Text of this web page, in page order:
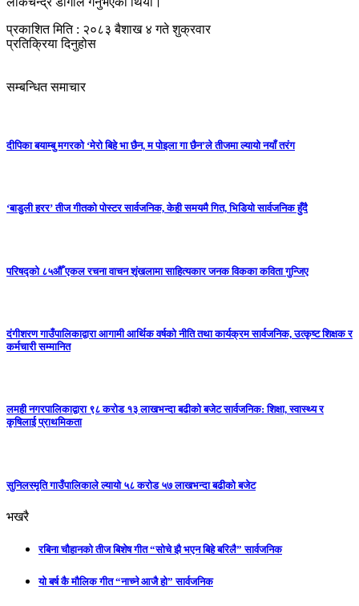
प्रकाशित मिति : २०८३ बैशाख ४ गते शुक्रवार
प्रतिक्रिया दिनुहोस
सम्बन्धित समाचार
दीपिका बयाम्बु मगरको ‘मेरो बिहे भा छैन, म पोइला गा छैन’ले तीजमा ल्यायो नयाँ तरंग
‘बाडुली हरर’ तीज गीतको पोस्टर सार्वजनिक, केही समयमै गित, भिडियो सार्वजनिक हुँदै
परिषद्को ८५औँ एकल रचना वाचन शृंखलामा साहित्यकार जनक विकका कविता गुन्जिए
दंगीशरण गाउँपालिकाद्वारा आगामी आर्थिक वर्षको नीति तथा कार्यक्रम सार्वजनिक, उत्कृष्ट शिक्षक र
कर्मचारी सम्मानित
लमही नगरपालिकाद्वारा ९८ करोड १३ लाखभन्दा बढीको बजेट सार्वजनिक: शिक्षा, स्वास्थ्य र
कृषिलाई प्राथमिकता
सुनिलस्मृति गाउँपालिकाले ल्यायो ५८ करोड ५७ लाखभन्दा बढीको बजेट
भखरै
रबिना चौहानको तीज बिशेष गीत “सोचे झै भएन बिहे बरिलै” सार्वजनिक
यो बर्ष कै मौलिक गीत “नाच्ने आजै हो” सार्वजनिक